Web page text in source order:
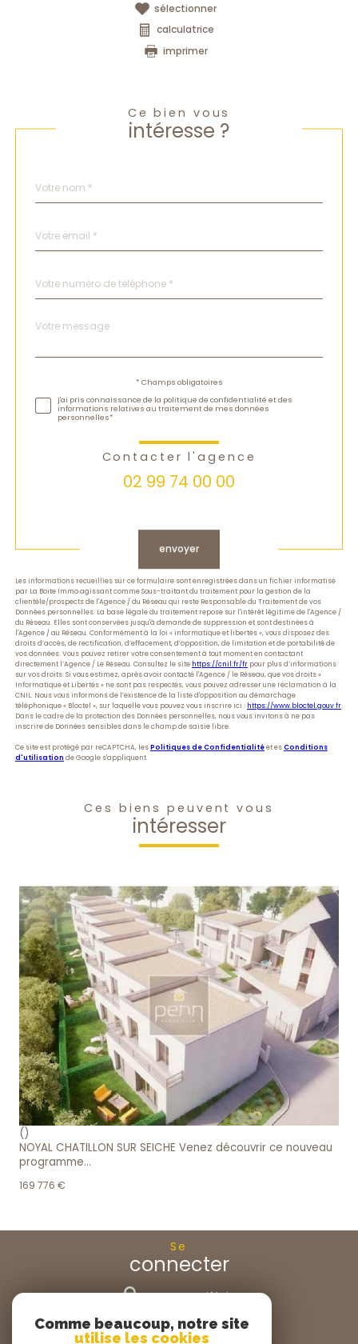
sélectionner
calculatrice
imprimer
Ce bien vous
intéresse ?
par
*
*
*
Fieldset
Message
*
* Champs obligatoires
j'ai pris connaissance de la politique de confidentialité et des
informations relatives au traitement de mes données
personnelles*
Contacter l'agence
02 99 74 00 00
envoyer
Les informations recueillies sur ce formulaire sont enregistrées dans un fichier informatisé
par La Boite Immo agissant comme Sous-traitant du traitement pour la gestion de la
clientèle/prospects de l'Agence / du Réseau qui reste Responsable du Traitement de vos
Données personnelles. La base légale du traitement repose sur l'intérêt légitime de l'Agence /
du Réseau. Elles sont conservées jusqu'à demande de suppression et sont destinées à
l'Agence / au Réseau. Conformément à la loi « informatique et libertés », vous disposez des
droits d’accès, de rectification, d’effacement, d’opposition, de limitation et de portabilité de
vos données. Vous pouvez retirer votre consentement à tout moment en contactant
directement l’Agence / Le Réseau. Consultez le site https://cnil.fr/fr pour plus d’informations
sur vos droits. Si vous estimez, après avoir contacté l'Agence / le Réseau, que vos droits «
Informatique et Libertés » ne sont pas respectés, vous pouvez adresser une réclamation à la
CNIL. Nous vous informons de l’existence de la liste d'opposition au démarchage
téléphonique « Bloctel », sur laquelle vous pouvez vous inscrire ici : https://www.bloctel.gouv.fr.
Dans le cadre de la protection des Données personnelles, nous vous invitons à ne pas
inscrire de Données sensibles dans le champ de saisie libre.
Ce site est protégé par reCAPTCHA, lesPolitiques de Confidentialitéet esConditions
d'utilisation de Google s'appliquent.
Ces biens peuvent vous
intéresser
voir le bien
()
NOYAL CHATILLON SUR SEICHE Venez découvrir ce nouveau
programme...
169 776 €
Se
connecter
espace propriétaire
Nous
Comme beaucoup, notre site
utilise les cookies